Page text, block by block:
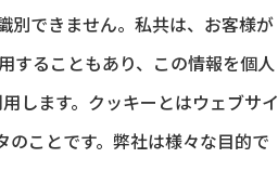
別できません。私共は、お客様が
することもあり、この情報を個人
します。クッキーとはウェブサイ
ことです。弊社は様々な目的で